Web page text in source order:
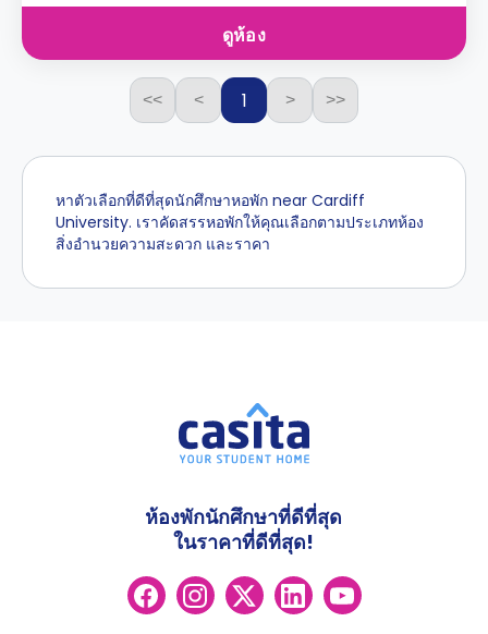
ดูห้อง
<< < 1 > >>
หาตัวเลือกที่ดีที่สุดนักศึกษาหอพัก near Cardiff
University. เราคัดสรรหอพักให้คุณเลือกตามประเภทห้อง
สิ่งอำนวยความสะดวก และราคา
ห้องพักนักศึกษาที่ดีที่สุด
ในราคาที่ดีที่สุด!